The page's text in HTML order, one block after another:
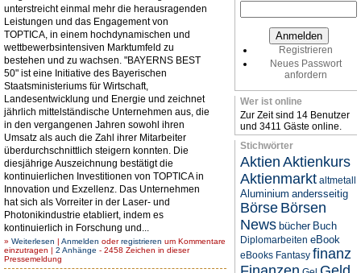
unterstreicht einmal mehr die herausragenden
Leistungen und das Engagement von
TOPTICA, in einem hochdynamischen und
wettbewerbsintensiven Marktumfeld zu
bestehen und zu wachsen. "BAYERNS BEST
50" ist eine Initiative des Bayerischen
Staatsministeriums für Wirtschaft,
Landesentwicklung und Energie und zeichnet
jährlich mittelständische Unternehmen aus, die
in den vergangenen Jahren sowohl ihren
Umsatz als auch die Zahl ihrer Mitarbeiter
überdurchschnittlich steigern konnten. Die
diesjährige Auszeichnung bestätigt die
kontinuierlichen Investitionen von TOPTICA in
Innovation und Exzellenz. Das Unternehmen
hat sich als Vorreiter in der Laser- und
Photonikindustrie etabliert, indem es
kontinuierlich in Forschung und...
» Weiterlesen | Anmelden oderregistrieren um Kommentare
einzutragen | 2 Anhänge - 2458 Zeichen in dieser
Pressemeldung
Registrieren
Neues Passwort
anfordern
Wer ist online
Zur Zeit sind 14 Benutzer
und 3411 Gäste online.
Stichwörter
Aktien Aktienkurs
Aktienmarkt altmetall
Aluminium andersseitig
Börse Börsen
News bücher Buch
Diplomarbeiten eBook
eBooks Fantasy finanz